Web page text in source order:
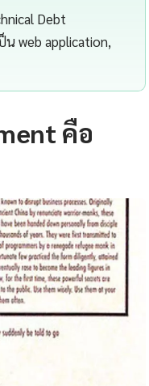
Debt
web application,
คือ